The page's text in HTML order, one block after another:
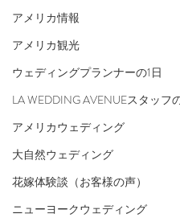
アメリカ情報
アメリカ観光
ウェディングプランナーの1日
LA WEDDING AVENUEスタッフ
アメリカウェディング
大自然ウェディング
花嫁体験談（お客様の声）
ニューヨークウェディング